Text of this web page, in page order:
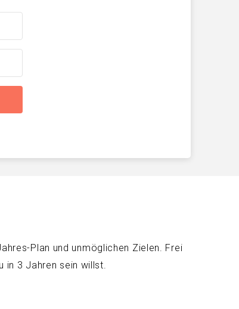
Plan und unmöglichen Zielen. Frei
in 3 Jahren sein willst.